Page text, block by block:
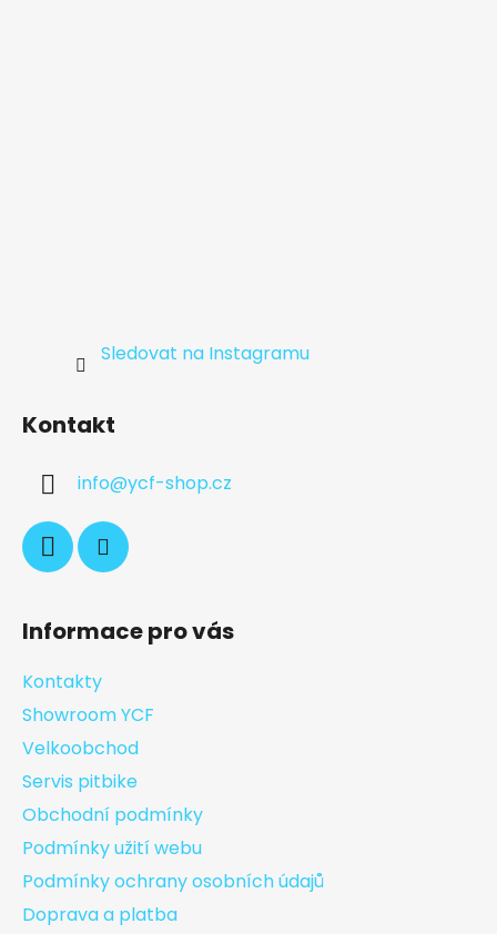
Sledovat na Instagramu
Kontakt
info@ycf-shop.cz
Informace pro vás
Kontakty
Showroom YCF
Velkoobchod
Servis pitbike
Obchodní podmínky
Podmínky užití webu
Podmínky ochrany osobních údajů
Doprava a platba